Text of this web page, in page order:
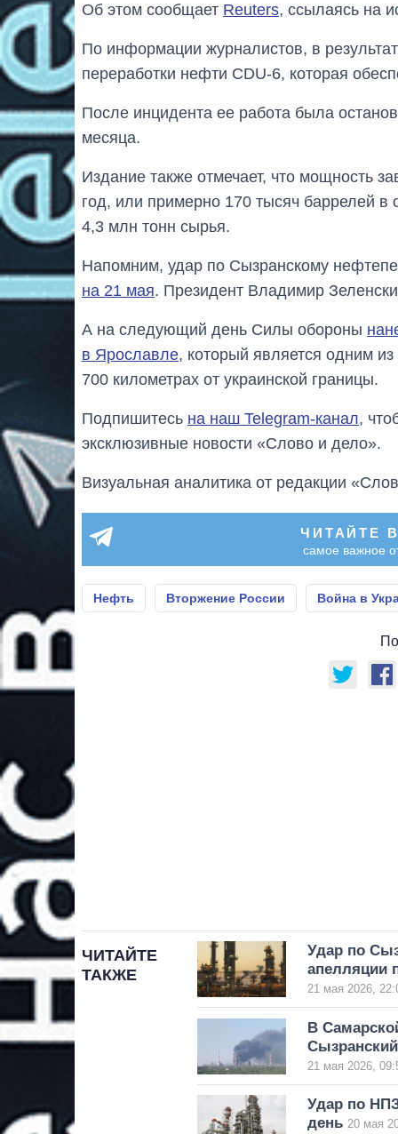
Об этом сообщает Reuters, ссылаясь на
По информации журналистов, в
переработки нефти CDU-6, которая
После инцидента ее работа была
месяца.
Издание также отмечает, что мощность
год, или примерно 170 тысяч баррелей в
4,3 млн тонн сырья.
Напомним, удар по Сызранскому
на 21 мая. Президент Владимир
А на следующий день Силы обороны
в Ярославле, который является одним
700 километрах от украинской границы.
Подпишитесь на наш Telegram-канал,
эксклюзивные новости «Слово и дело».
Визуальная аналитика от редакции
ЧИТАЙТЕ В
самое важное
Нефть Вторжение России Война в
ЧИТАЙТЕ
ТАКЖЕ
Удар по
апелляции
21 мая 2026,
В
21 мая 2026,
Удар по
день 20 мая